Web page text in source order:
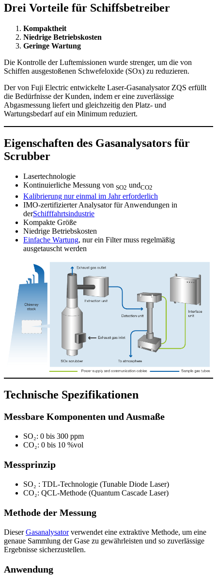
Drei Vorteile für Schiffsbetreiber
Kompaktheit
Niedrige Betriebskosten
Geringe Wartung
Die Kontrolle der Luftemissionen wurde strenger, um die von
Schiffen ausgestoßenen Schwefeloxide (SOx) zu reduzieren.
Der von Fuji Electric entwickelte Laser-Gasanalysator ZQS erfüllt
die Bedürfnisse der Kunden, indem er eine zuverlässige
Abgasmessung liefert und gleichzeitig den Platz- und
Wartungsbedarf auf ein Minimum reduziert.
Eigenschaften des Gasanalysators für
Scrubber
Lasertechnologie
Kontinuierliche Messung von SO2 undCO2
Kalibrierung nur einmal im Jahr erforderlich
IMO-zertifizierter Analysator für Anwendungen in
derSchifffahrtsindustrie
Kompakte Größe
Niedrige Betriebskosten
Einfache Wartung, nur ein Filter muss regelmäßig
ausgetauscht werden
Technische Spezifikationen
Messbare Komponenten und Ausmaße
SO₂: 0 bis 300 ppm
CO₂: 0 bis 10 %vol
Messprinzip
SO₂ : TDL-Technologie (Tunable Diode Laser)
CO₂: QCL-Methode (Quantum Cascade Laser)
Methode der Messung
DieserGasanalysatorverwendet eine extraktive Methode, um eine
genaue Sammlung der Gase zu gewährleisten und so zuverlässige
Ergebnisse sicherzustellen.
Anwendung